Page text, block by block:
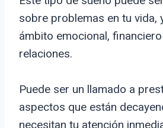
sobre problemas en tu vida,
ámbito emocional,
relaciones.
Puede ser un llamado a
aspectos que están
necesitan tu atención